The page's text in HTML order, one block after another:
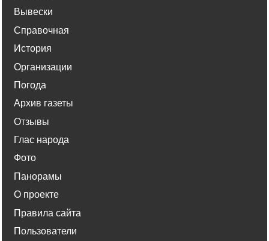
Вывески
Справочная
История
Организации
Погода
Архив газеты
Отзывы
Глас народа
Фото
Панорамы
О проекте
Правила сайта
Пользователи